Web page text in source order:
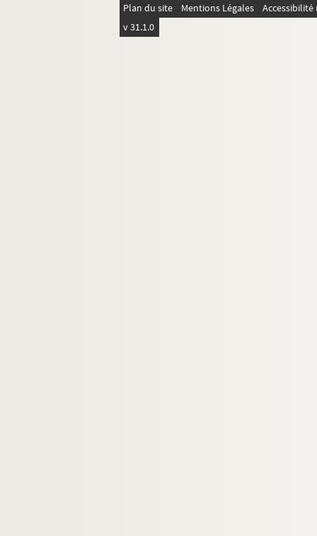
Plan du site Mentions Légales
v 31.1.0